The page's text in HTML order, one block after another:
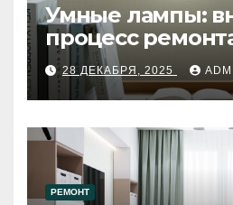
Умные лампы:
процесс
28 ДЕКАБРЯ, 2025
РЕМОНТ